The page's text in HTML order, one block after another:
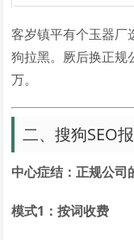
客岁镇平有个玉器厂
狗拉黑。厥后换正规
万。
二、搜狗SEO
中心症结：正规公司
模式1：按词收费